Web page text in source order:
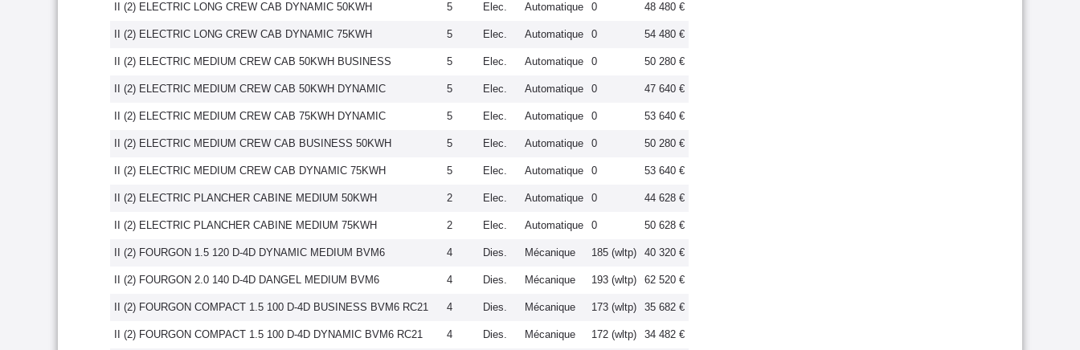
II (2) ELECTRIC LONG CREW CAB DYNAMIC 50KWH 5 Elec. Automatique 0 48 480 €
II (2) ELECTRIC LONG CREW CAB DYNAMIC 75KWH 5 Elec. Automatique 0 54 480 €
II (2) ELECTRIC MEDIUM CREW CAB 50KWH BUSINESS 5 Elec. Automatique 0 50 280 €
II (2) ELECTRIC MEDIUM CREW CAB 50KWH DYNAMIC 5 Elec. Automatique 0 47 640 €
II (2) ELECTRIC MEDIUM CREW CAB 75KWH DYNAMIC 5 Elec. Automatique 0 53 640 €
II (2) ELECTRIC MEDIUM CREW CAB BUSINESS 50KWH 5 Elec. Automatique 0 50 280 €
II (2) ELECTRIC MEDIUM CREW CAB DYNAMIC 75KWH 5 Elec. Automatique 0 53 640 €
II (2) ELECTRIC PLANCHER CABINE MEDIUM 50KWH 2 Elec. Automatique 0 44 628 €
II (2) ELECTRIC PLANCHER CABINE MEDIUM 75KWH 2 Elec. Automatique 0 50 628 €
II (2) FOURGON 1.5 120 D-4D DYNAMIC MEDIUM BVM6 4 Dies. Mécanique 185 (wltp) 40 320 €
II (2) FOURGON 2.0 140 D-4D DANGEL MEDIUM BVM6 4 Dies. Mécanique 193 (wltp) 62 520 €
II (2) FOURGON COMPACT 1.5 100 D-4D BUSINESS BVM6 RC21 4 Dies. Mécanique 173 (wltp) 35 682 €
II (2) FOURGON COMPACT 1.5 100 D-4D DYNAMIC BVM6 RC21 4 Dies. Mécanique 172 (wltp) 34 482 €